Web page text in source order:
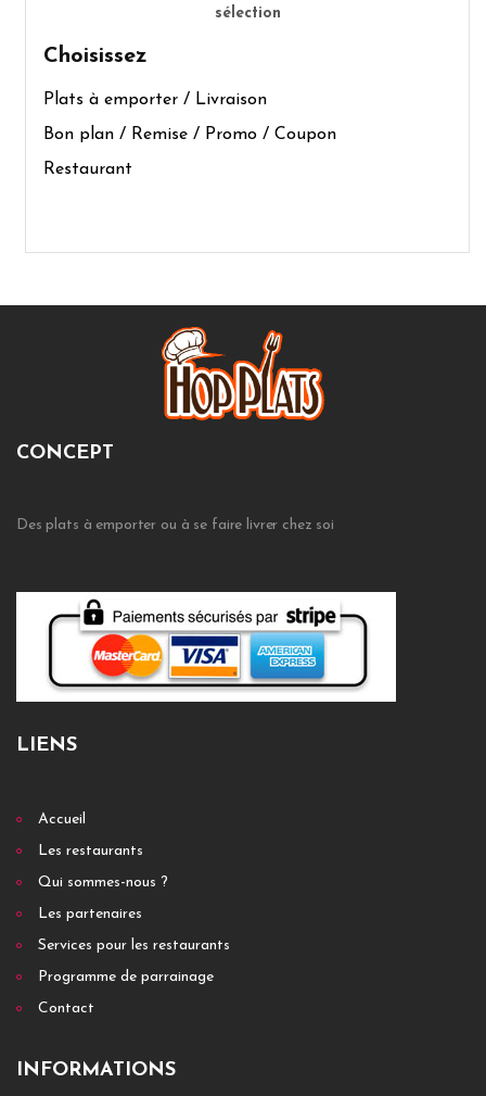
sélection
Choisissez
Plats à emporter / Livraison
Bon plan / Remise / Promo / Coupon
Restaurant
CONCEPT
Des plats à emporter ou à se faire livrer chez soi
LIENS
Accueil
Les restaurants
Qui sommes-nous ?
Les partenaires
Services pour les restaurants
Programme de parrainage
Contact
INFORMATIONS